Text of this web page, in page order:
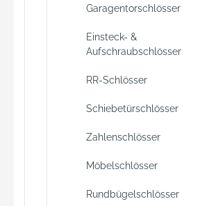
Garagentorschlösser
Einsteck- &
Aufschraubschlösser
RR-Schlösser
Schiebetürschlösser
Zahlenschlösser
Möbelschlösser
Rundbügelschlösser